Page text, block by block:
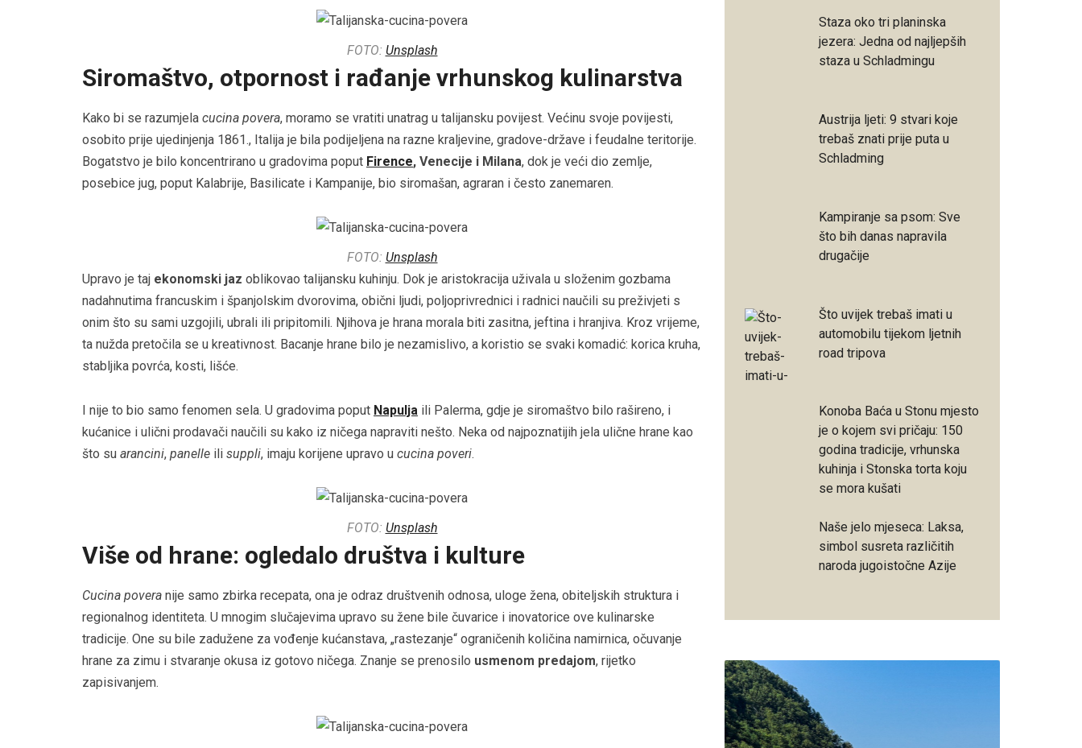
FOTO: Unsplash
Siromaštvo, otpornost i rađanje vrhunskog kulinarstva
Kako bi se razumjela cucina povera, moramo se vratiti unatrag u talijansku povijest. Većinu svoje povijesti,
osobito prije ujedinjenja 1861., Italija je bila podijeljena na razne kraljevine, gradove-države i feudalne teritorije.
Bogatstvo je bilo koncentrirano u gradovima poput Firence, Venecije i Milana, dok je veći dio zemlje,
posebice jug, poput Kalabrije, Basilicate i Kampanije, bio siromašan, agraran i često zanemaren.
FOTO: Unsplash
Upravo je taj ekonomski jaz oblikovao talijansku kuhinju. Dok je aristokracija uživala u složenim gozbama
nadahnutima francuskim i španjolskim dvorovima, obični ljudi, poljoprivrednici i radnici naučili su preživjeti s
onim što su sami uzgojili, ubrali ili pripitomili. Njihova je hrana morala biti zasitna, jeftina i hranjiva. Kroz vrijeme,
ta nužda pretočila se u kreativnost. Bacanje hrane bilo je nezamislivo, a koristio se svaki komadić: korica kruha,
stabljika povrća, kosti, lišće.
I nije to bio samo fenomen sela. U gradovima poput Napulja ili Palerma, gdje je siromaštvo bilo rašireno, i
kućanice i ulični prodavači naučili su kako iz ničega napraviti nešto. Neka od najpoznatijih jela ulične hrane kao
što su arancini, panelle ili suppli, imaju korijene upravo u cucina poveri.
FOTO: Unsplash
Više od hrane: ogledalo društva i kulture
Cucina povera nije samo zbirka recepata, ona je odraz društvenih odnosa, uloge žena, obiteljskih struktura i
regionalnog identiteta. U mnogim slučajevima upravo su žene bile čuvarice i inovatorice ove kulinarske
tradicije. One su bile zadužene za vođenje kućanstava, „rastezanje“ ograničenih količina namirnica, očuvanje
hrane za zimu i stvaranje okusa iz gotovo ničega. Znanje se prenosilo usmenom predajom, rijetko
zapisivanjem.
Staza oko tri planinska
jezera: Jedna od najljepših
staza u Schladmingu
Austrija ljeti: 9 stvari koje
trebaš znati prije puta u
Schladming
Kampiranje sa psom: Sve
što bih danas napravila
drugačije
Što uvijek trebaš imati u
automobilu tijekom ljetnih
road tripova
Konoba Baća u Stonu mjesto
je o kojem svi pričaju: 150
godina tradicije, vrhunska
kuhinja i Stonska torta koju
se mora kušati
Naše jelo mjeseca: Laksa,
simbol susreta različitih
naroda jugoistočne Azije